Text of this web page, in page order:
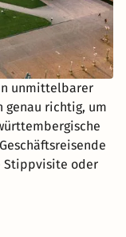
unmittelbarer
genau richtig, um
Stippvisite oder